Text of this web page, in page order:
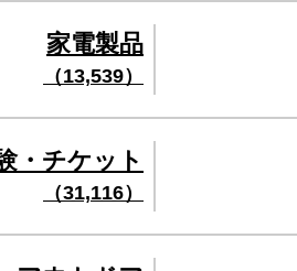
家電製品
（13,539）
・チケット
（31,116）